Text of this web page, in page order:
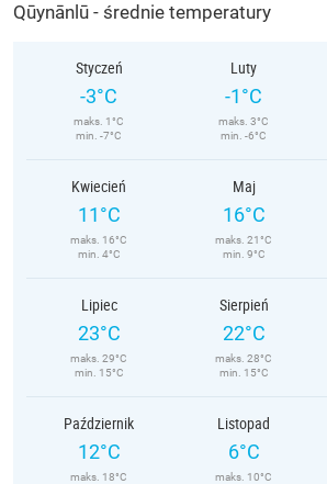
Qūynānlū - średnie temperatury
Styczeń
-3°C
maks. 1°C
min. -7°C
Luty
-1°C
maks. 3°C
min. -6°C
Kwiecień
11°C
maks. 16°C
min. 4°C
Maj
16°C
maks. 21°C
min. 9°C
Lipiec
23°C
maks. 29°C
min. 15°C
Sierpień
22°C
maks. 28°C
min. 15°C
Październik
12°C
maks. 18°C
Listopad
6°C
maks. 10°C